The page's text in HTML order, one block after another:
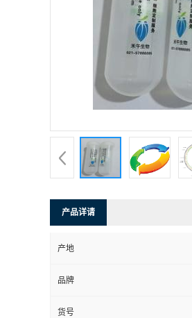
产品详请
产地
品牌
货号